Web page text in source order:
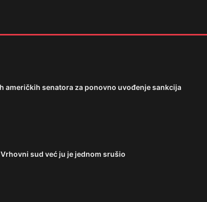
američkih senatora za ponovno uvođenje sankcija
sud već ju je jednom srušio